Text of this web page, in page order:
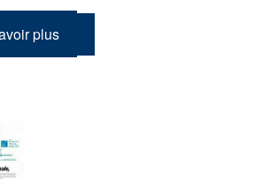
plus